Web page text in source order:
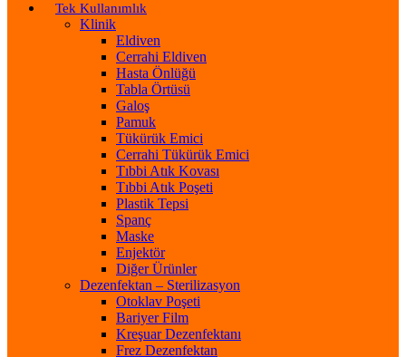
Tek Kullanımlık
Klinik
Eldiven
Cerrahi Eldiven
Hasta Önlüğü
Tabla Örtüsü
Galoş
Pamuk
Tükürük Emici
Cerrahi Tükürük Emici
Tıbbi Atık Kovası
Tıbbi Atık Poşeti
Plastik Tepsi
Spanç
Maske
Enjektör
Diğer Ürünler
Dezenfektan – Sterilizasyon
Otoklav Poşeti
Bariyer Film
Kreşuar Dezenfektanı
Frez Dezenfektan